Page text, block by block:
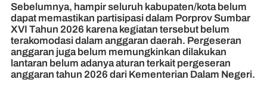
Sebelumnya, hampir seluruh kabupaten/kota belum
dapat memastikan partisipasi dalam Porprov Sumbar
XVI Tahun 2026 karena kegiatan tersebut belum
terakomodasi dalam anggaran daerah. Pergeseran
anggaran juga belum memungkinkan dilakukan
lantaran belum adanya aturan terkait pergeseran
anggaran tahun 2026 dari Kementerian Dalam Negeri.